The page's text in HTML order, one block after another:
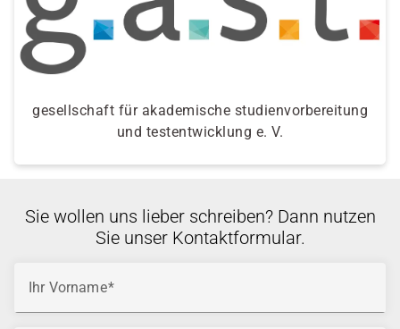
gesellschaft für akademische studienvorbereitung
und testentwicklung e. V.
Sie wollen uns lieber schreiben? Dann nutzen
Sie unser Kontaktformular.
Ihr Vorname